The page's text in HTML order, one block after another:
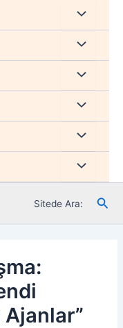
Menu
düğmesi
Menu
düğmesi
Menu
düğmesi
Menu
düğmesi
Menu
düğmesi
Menu
düğmesi
Sitede Ara: